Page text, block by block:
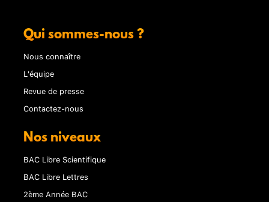
Qui sommes-nous ?
Nous connaître
L'équipe
Revue de presse
Contactez-nous
Nos niveaux
BAC Libre Scientifique
BAC Libre Lettres
2ème Année BAC